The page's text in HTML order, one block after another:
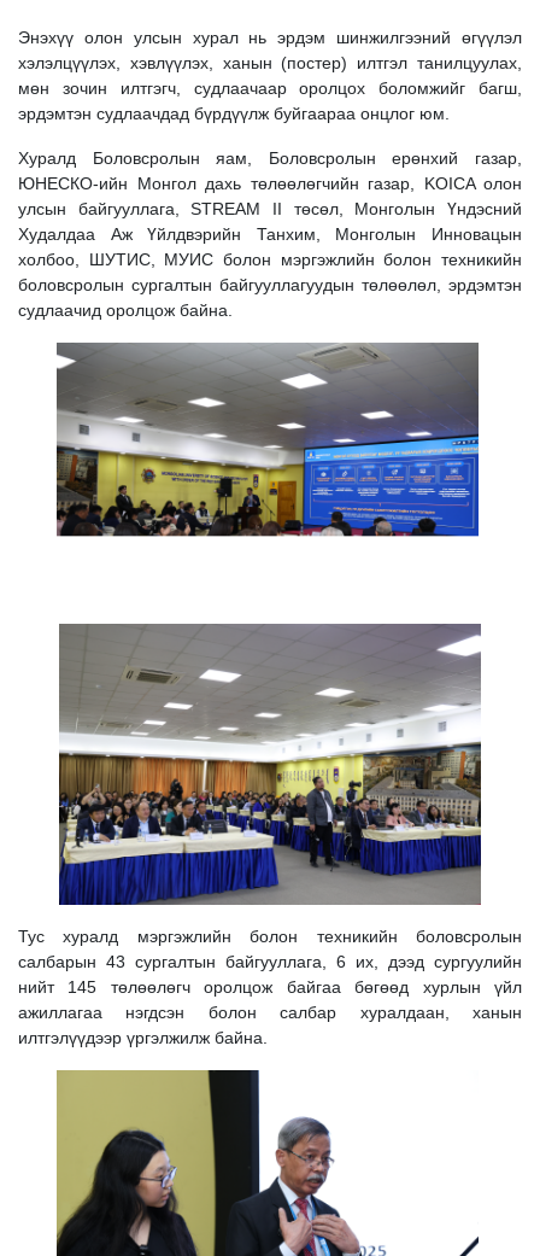
Энэхүү олон улсын хурал нь эрдэм шинжилгээний өгүүлэл
хэлэлцүүлэх, хэвлүүлэх, ханын (постер) илтгэл танилцуулах,
мөн зочин илтгэгч, судлаачаар оролцох боломжийг багш,
эрдэмтэн судлаачдад бүрдүүлж буйгаараа онцлог юм.
Хуралд Боловсролын яам, Боловсролын ерөнхий газар,
ЮНЕСКО-ийн Монгол дахь төлөөлөгчийн газар, KOICA олон
улсын байгууллага, STREAM II төсөл, Монголын Үндэсний
Худалдаа Аж Үйлдвэрийн Танхим, Монголын Инновацын
холбоо, ШУТИС, МУИС болон мэргэжлийн болон техникийн
боловсролын сургалтын байгууллагуудын төлөөлөл, эрдэмтэн
судлаачид оролцож байна.
Тус хуралд мэргэжлийн болон техникийн боловсролын
салбарын 43 сургалтын байгууллага, 6 их, дээд сургуулийн
нийт 145 төлөөлөгч оролцож байгаа бөгөөд хурлын үйл
ажиллагаа нэгдсэн болон салбар хуралдаан, ханын
илтгэлүүдээр үргэлжилж байна.